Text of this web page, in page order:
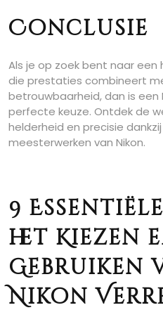
Conclusie
Als je op zoek bent naar een
die prestaties combineert
betrouwbaarheid, dan is een
perfecte keuze. Ontdek de
helderheid en precisie
meesterwerken van Nikon.
9
het Kiezen
Gebruiken
Nikon